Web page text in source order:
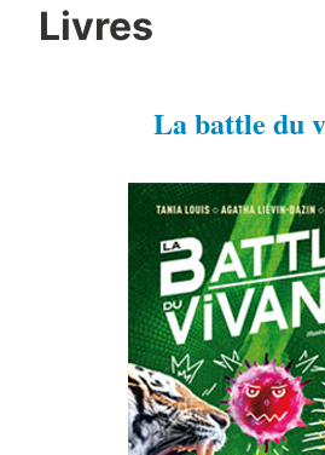
Livres
La battle du